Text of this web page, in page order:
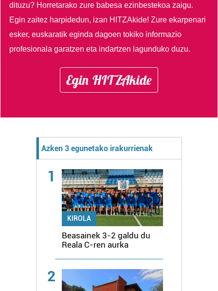
dituzu? Horretarako zure babesa ezinbestekoa zaigu.
Egin zaitez harpidedun, izan HITZAkide!Zure ekarpenari
esker, euskaratik eginda dagoen tokiko informazio
profesionala garatzen eta indartzen lagunduko duzu.
Egin HITZAkide
Azken 3 egunetako irakurrienak
1
KIROLA
Beasainek 3-2 galdu du
Reala C-ren aurka
2